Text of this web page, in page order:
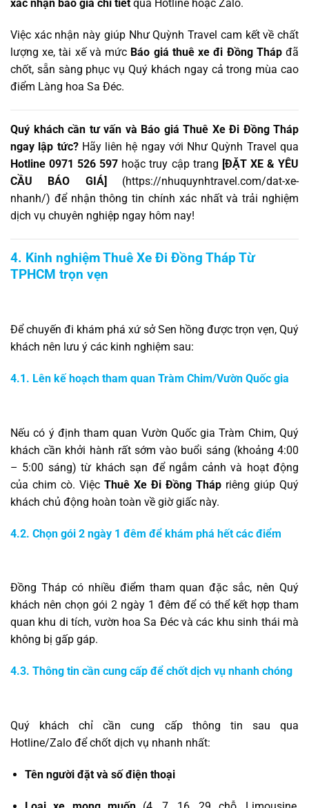
xác nhận báo giá chi tiết qua Hotline hoặc Zalo.
Việc xác nhận này giúp Như Quỳnh Travel cam kết về chất
lượng xe, tài xế và mức Báo giá thuê xe đi Đồng Thápđã
chốt, sẵn sàng phục vụ Quý khách ngay cả trong mùa cao
điểm Làng hoa Sa Đéc.
Quý khách cần tư vấn và Báo giá Thuê Xe Đi Đồng Tháp
ngay lập tức?Hãy liên hệ ngay với Như Quỳnh Travel qua
Hotline 0971 526 597 hoặc truy cập trang [ĐẶT XE & YÊU
CẦU BÁO GIÁ] (https://nhuquynhtravel.com/dat-xe-
nhanh/) để nhận thông tin chính xác nhất và trải nghiệm
dịch vụ chuyên nghiệp ngay hôm nay!
4. Kinh nghiệm Thuê Xe Đi Đồng Tháp Từ
TPHCM trọn vẹn
Để chuyến đi khám phá xứ sở Sen hồng được trọn vẹn, Quý
khách nên lưu ý các kinh nghiệm sau:
4.1. Lên kế hoạch tham quan Tràm Chim/Vườn Quốc gia
Nếu có ý định tham quan Vườn Quốc gia Tràm Chim, Quý
khách cần khởi hành rất sớm vào buổi sáng (khoảng 4:00
– 5:00 sáng) từ khách sạn để ngắm cảnh và hoạt động
của chim cò. Việc Thuê Xe Đi Đồng Tháp riêng giúp Quý
khách chủ động hoàn toàn về giờ giấc này.
4.2. Chọn gói 2 ngày 1 đêm để khám phá hết các điểm
Đồng Tháp có nhiều điểm tham quan đặc sắc, nên Quý
khách nên chọn gói 2 ngày 1 đêm để có thể kết hợp tham
quan khu di tích, vườn hoa Sa Đéc và các khu sinh thái mà
không bị gấp gáp.
4.3. Thông tin cần cung cấp để chốt dịch vụ nhanh chóng
Quý khách chỉ cần cung cấp thông tin sau qua
Hotline/Zalo để chốt dịch vụ nhanh nhất:
Tên người đặt và số điện thoại